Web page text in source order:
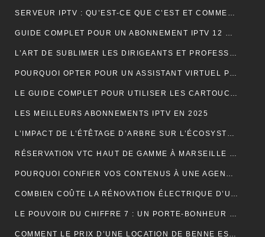
SERVEUR IPTV : QU’EST-CE QUE C’EST ET COMMENT CHOISIR LE MEILLEUR EN 2024 ?
GUIDE COMPLET POUR UN ABONNEMENT IPTV 12 MOIS SMART TV
L’ART DE SUBLIMER LES DIRIGEANTS ET PROFESSIONNELS
POURQUOI OPTER POUR UN ASSISTANT VIRTUEL POUR SA PME ET TPE : LA CLÉ D’UNE EFFICACITÉ DÉCUPLÉE
LE GUIDE COMPLET POUR UTILISER LES CARTOUCHES DE CRÈME AU PROTOXYDE D’AZOTE DE MANIÈRE SÛRE ET CRÉATIVE DANS LA CUISINE
LES MEILLEURS ABONNEMENTS IPTV EN 2025
L’IMPACT DE L’ÉTÊTAGE D’ARBRE SUR L’ÉCOSYSTÈME
RÉSERVATION VTC HAUT DE GAMME À MARSEILLE : LUXE ET CONFORT
POURQUOI CONFIER VOS CONTENUS À UNE AGENCE DE RÉDACTION ? LA CLÉ DU SUCCÈS EN LIGNE
COMBIEN COÛTE LA RÉNOVATION ÉLECTRIQUE D’UNE MAISON OU D’UN APPARTEMENT ?
LE POUVOIR DU CHIFFRE 7 : UN PORTE-BONHEUR MYSTIQUE
COMMENT LE PRIX D’UNE LOCATION DE BENNE EST-IL CALCULÉ ?